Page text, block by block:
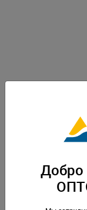
Пластиковая
Скачать каталог
Добро